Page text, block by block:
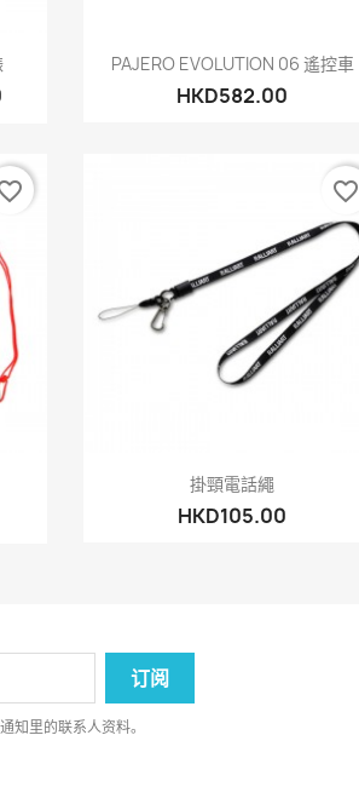
快速查看
PAJERO EVOLUTION 06 遙控車
HKD582.00
快速查看
掛頸電話繩
HKD105.00
favorite_border
知里的联系人资料。